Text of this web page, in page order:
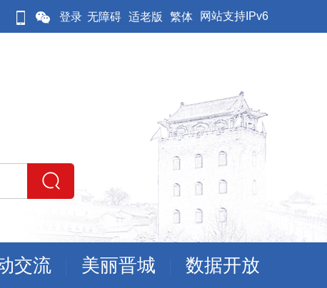
登录 无障碍 适老版 繁体 网站支持IPv6
交流 美丽晋城 数据开放